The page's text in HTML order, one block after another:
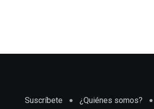
Suscríbete ¿Quiénes somos?